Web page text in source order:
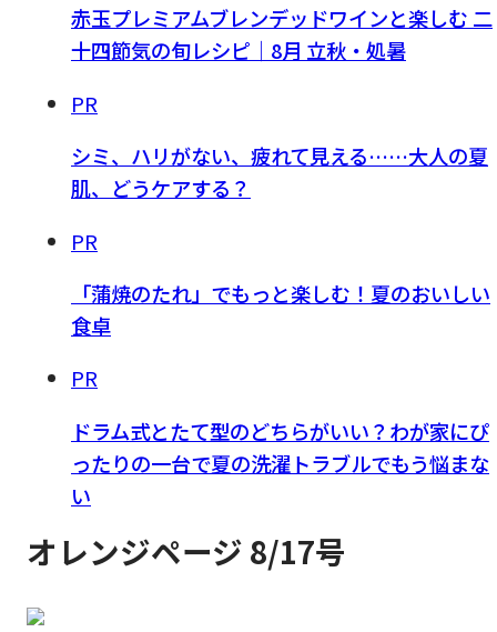
赤玉プレミアムブレンデッドワインと楽しむ 二
十四節気の旬レシピ｜8月 立秋・処暑
PR
シミ、ハリがない、疲れて見える……大人の夏
肌、どうケアする？
PR
「蒲焼のたれ」でもっと楽しむ！夏のおいしい
食卓
PR
ドラム式とたて型のどちらがいい？わが家にぴ
ったりの一台で夏の洗濯トラブルでもう悩まな
い
オレンジページ 8/17号